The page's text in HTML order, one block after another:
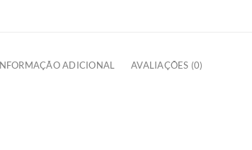
INFORMAÇÃO ADICIONAL AVALIAÇÕES (0)